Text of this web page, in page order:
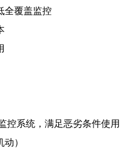
全覆盖监控
控系统，满足恶劣条件使用
）